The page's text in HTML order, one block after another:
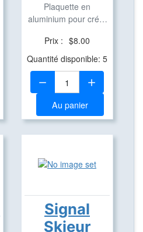
Plaquette en
aluminium pour créer
Prix : $8.00
Quantité disponible: 5
Quantité:
Au panier
Signal
Skieur